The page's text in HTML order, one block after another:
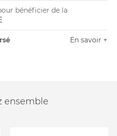
bénéficier de la
En savoir +
ensemble